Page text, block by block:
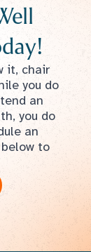
it, chair
you do
an
you do
an
to